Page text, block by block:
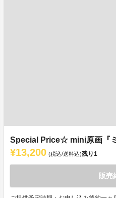
Special Price☆ mini原画『
¥13,200 (税込/送料込)残り1
販売